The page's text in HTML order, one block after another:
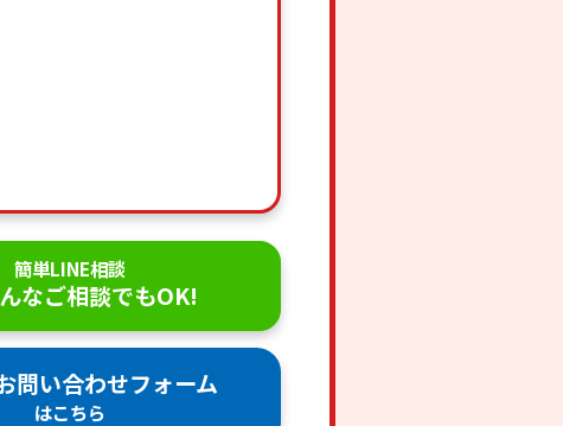
簡単LINE相談
なご相談でもOK!
問い合わせフォーム
はこちら